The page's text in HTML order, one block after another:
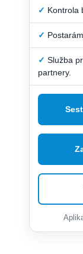
✓ Kontrola
✓
✓ Služba
partnery.